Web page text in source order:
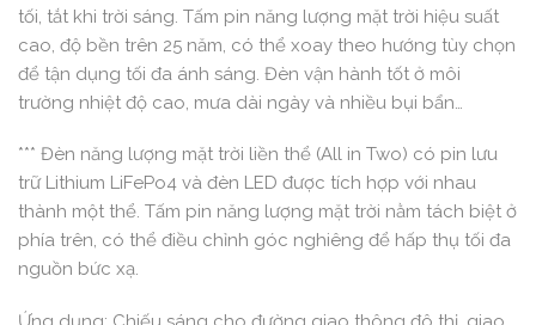
tối, tắt khi trời sáng. Tấm pin năng lượng mặt trời hiệu suất
cao, độ bền trên 25 năm, có thể xoay theo hướng tùy chọn
để tận dụng tối đa ánh sáng. Đèn vận hành tốt ở môi
trường nhiệt độ cao, mưa dài ngày và nhiều bụi bẩn…
*** Đèn năng lượng mặt trời liền thể (All in Two) có pin lưu
trữ Lithium LiFePo4 và đèn LED được tích hợp với nhau
thành một thể. Tấm pin năng lượng mặt trời nằm tách biệt ở
phía trên, có thể điều chỉnh góc nghiêng để hấp thụ tối đa
nguồn bức xạ.